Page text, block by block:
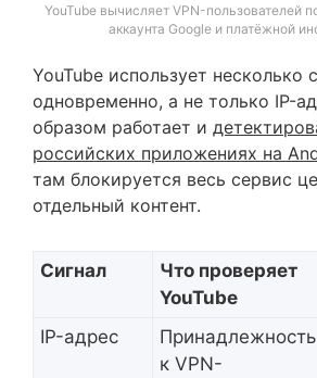
YouTube вычисляет VPN-пользователей
аккаунта Google и платёжной
YouTube использует несколько
одновременно, а не только IP-
образом работает и
российских приложениях на
там блокируется весь сервис
отдельный контент.
Сигнал
Что проверяет
YouTube
IP-адрес
Принадлежность
к VPN-